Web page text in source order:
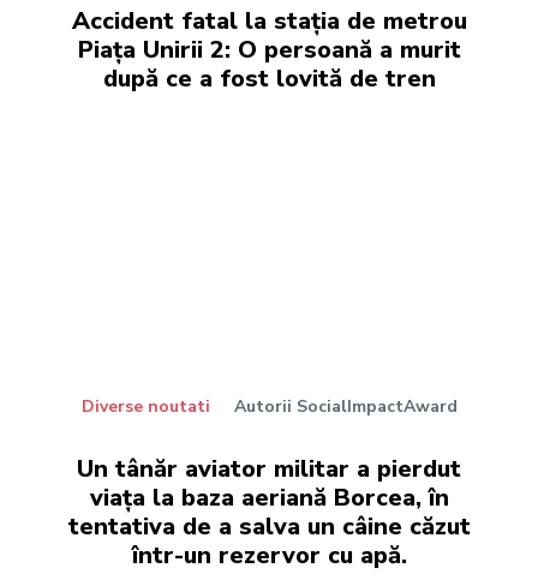
Accident fatal la stația de metrou
Piața Unirii 2: O persoană a murit
după ce a fost lovită de tren
Diverse noutati Autorii SocialImpactAward
Un tânăr aviator militar a pierdut
viața la baza aeriană Borcea, în
tentativa de a salva un câine căzut
într-un rezervor cu apă.